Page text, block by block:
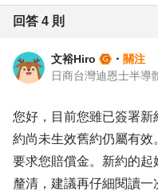
回答 4 則
文裕Hiro ・ 關注
日商台灣迪恩士半導
您好，目前您雖已簽署
約尚未生效舊約仍屬有效
要求您賠償金。新約的
釐清，建議再仔細閱讀一